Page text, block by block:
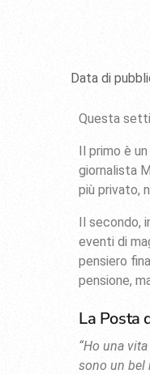
Data di
Questa
Il primo è
giornalista
più privato,
Il secondo,
eventi di
pensiero
pensione,
La Posta
“Ho una
sono un bel